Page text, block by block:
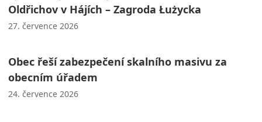
Oldřichov v Hájích – Zagroda Łużycka
27. července 2026
Obec řeší zabezpečení skalního masivu za
obecním úřadem
24. července 2026